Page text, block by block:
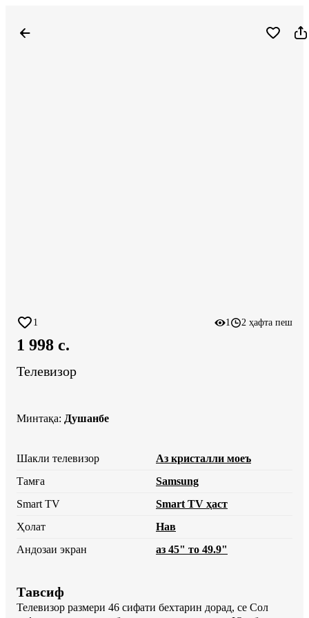
1 1 2 ҳафта пеш
1 998 c.
Телевизор
Минтақа: Душанбе
Шакли телевизор
Аз кристалли моеъ
Тамға
Samsung
Smart TV
Smart TV ҳаст
Ҳолат
Нав
Андозаи экран
аз 45" то 49.9"
Тавсиф
Телевизор размери 46 сифати бехтарин дорад, се Сол